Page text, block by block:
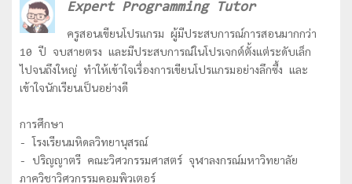
Expert Programming Tutor
ครูสอนเขียนโปรแกรม ผู้มีประสบการณ์การสอนมากกว่า
10 ปี จบสายตรง และมีประสบการณ์ในโปรเจกต์ตั้งแต่ระดับเล็ก
ไปจนถึงใหญ่ ทำให้เข้าใจเรื่องการเขียนโปรแกรมอย่างลึกซื้ง และ
เข้าใจนักเรียนเป็นอย่างดี
การศึกษา
- โรงเรียนมหิดลวิทยานุสรณ์
- ปริญญาตรี คณะวิศวกรรมศาสตร์ จุฬาลงกรณ์มหาวิทยาลัย
ภาควิชาวิศวกรรมคอมพิวเตอร์